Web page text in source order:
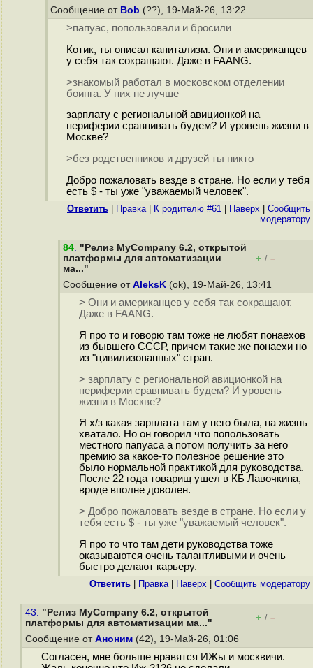
Сообщение от Bob (??), 19-Май-26, 13:22
>папуас, попользовали и бросили
Котик, ты описал капитализм. Они и американцев
у себя так сокращают. Даже в FAANG.
>знакомый работал в московском отделении
боинга. У них не лучше
зарплату с региональной авиционкой на
периферии сравнивать будем? И уровень жизни в
Москве?
>без родственников и друзей ты никто
Добро пожаловать везде в стране. Но если у тебя
есть $ - ты уже "уважаемый человек".
Ответить Правка| К родителю #61 Наверх
Cообщить
модератору
84. "Релиз MyCompany 6.2, открытой
платформы для автоматизации
ма..."
+ / –
Сообщение от AleksK (ok), 19-Май-26, 13:41
> Они и американцев у себя так сокращают.
Даже в FAANG.
Я про то и говорю там тоже не любят понаехов
из бывшего СССР, причем такие же понаехи но
из "цивилизованных" стран.
> зарплату с региональной авиционкой на
периферии сравнивать будем? И уровень
жизни в Москве?
Я х/з какая зарплата там у него была, на жизнь
хватало. Но он говорил что попользовать
местного папуаса а потом получить за него
премию за какое-то полезное решение это
было нормальной практикой для руководства.
После 22 года товарищ ушел в КБ Лавочкина,
вроде вполне доволен.
> Добро пожаловать везде в стране. Но если у
тебя есть $ - ты уже "уважаемый человек".
Я про то что там дети руководства тоже
оказываются очень талантливыми и очень
быстро делают карьеру.
Ответить Правка| Наверх Cообщить модератору
43. "Релиз MyCompany 6.2, открытой
платформы для автоматизации ма..."
+ / –
Сообщение от Аноним (42), 19-Май-26, 01:06
Согласен, мне больше нравятся ИЖы и москвичи.